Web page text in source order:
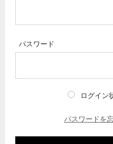
パスワード
ログイン
パスワードを